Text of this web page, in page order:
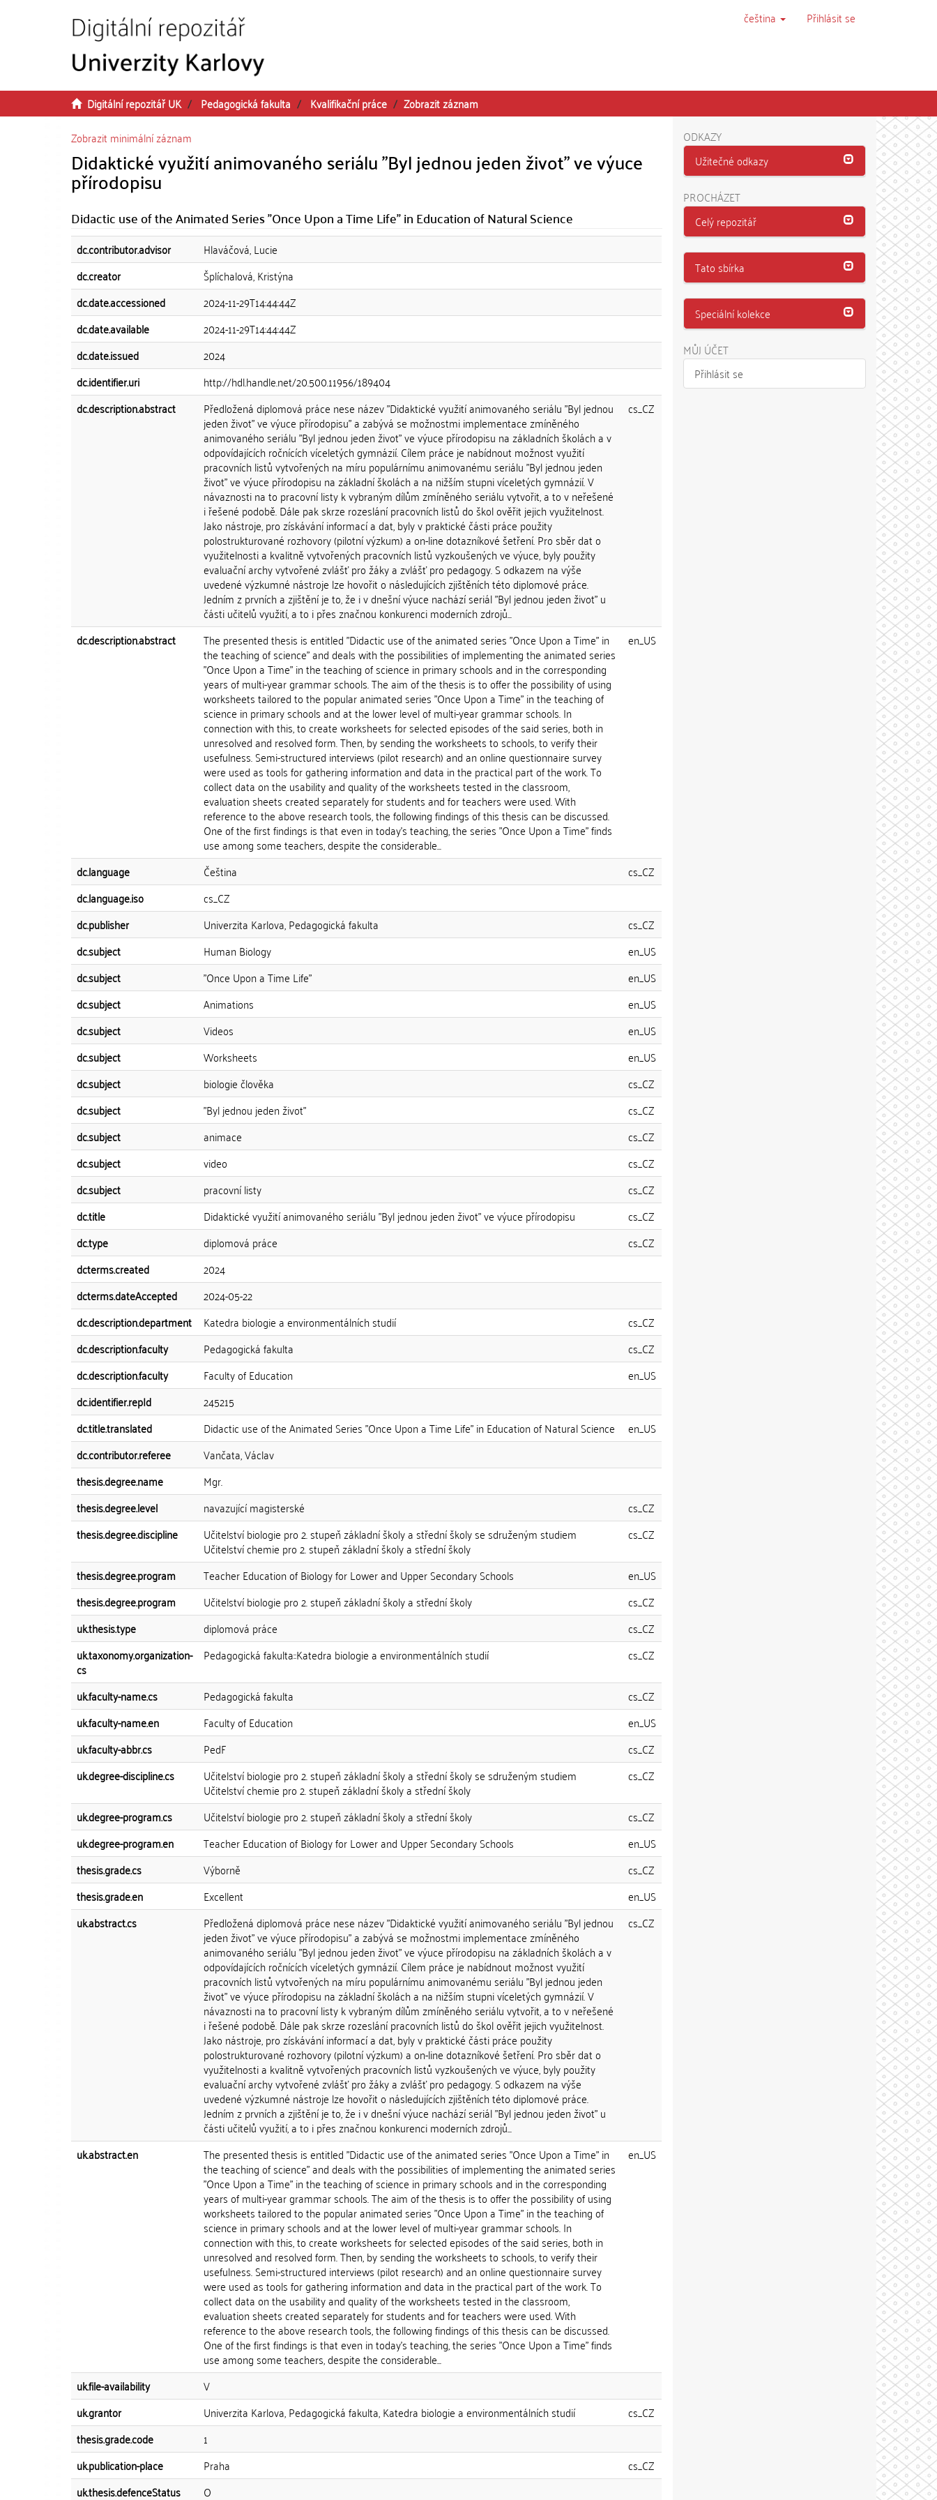
čeština Přihlásit se
Digitální repozitář UK Pedagogická fakulta Kvalifikační práce
Zobrazit záznam
Zobrazit minimální záznam
Didaktické využití animovaného seriálu "Byl jednou jeden život" ve výuce
přírodopisu
Didactic use of the Animated Series "Once Upon a Time Life" in Education of Natural Science
dc.contributor.advisor
Hlaváčová, Lucie
dc.creator
Šplíchalová, Kristýna
dc.date.accessioned
2024-11-29T14:44:44Z
dc.date.available
2024-11-29T14:44:44Z
dc.date.issued
2024
dc.identifier.uri
http://hdl.handle.net/20.500.11956/189404
dc.description.abstract
Předložená diplomová práce nese název "Didaktické využití animovaného seriálu "Byl jednou
jeden život" ve výuce přírodopisu" a zabývá se možnostmi implementace zmíněného
animovaného seriálu "Byl jednou jeden život" ve výuce přírodopisu na základních školách a v
odpovídajících ročnících víceletých gymnázií. Cílem práce je nabídnout možnost využití
pracovních listů vytvořených na míru populárnímu animovanému seriálu "Byl jednou jeden
život" ve výuce přírodopisu na základní školách a na nižším stupni víceletých gymnázií. V
návaznosti na to pracovní listy k vybraným dílům zmíněného seriálu vytvořit, a to v neřešené
i řešené podobě. Dále pak skrze rozeslání pracovních listů do škol ověřit jejich využitelnost.
Jako nástroje, pro získávání informací a dat, byly v praktické části práce použity
polostrukturované rozhovory (pilotní výzkum) a on-line dotazníkové šetření. Pro sběr dat o
využitelnosti a kvalitně vytvořených pracovních listů vyzkoušených ve výuce, byly použity
evaluační archy vytvořené zvlášť pro žáky a zvlášť pro pedagogy. S odkazem na výše
uvedené výzkumné nástroje lze hovořit o následujících zjištěních této diplomové práce.
Jedním z prvních a zjištění je to, že i v dnešní výuce nachází seriál "Byl jednou jeden život" u
části učitelů využití, a to i přes značnou konkurenci moderních zdrojů...
cs_CZ
dc.description.abstract The presented thesis is entitled "Didactic use of the animated series "Once Upon a Time" in
the teaching of science" and deals with the possibilities of implementing the animated series
"Once Upon a Time" in the teaching of science in primary schools and in the corresponding
years of multi-year grammar schools. The aim of the thesis is to offer the possibility of using
worksheets tailored to the popular animated series "Once Upon a Time" in the teaching of
science in primary schools and at the lower level of multi-year grammar schools. In
connection with this, to create worksheets for selected episodes of the said series, both in
unresolved and resolved form. Then, by sending the worksheets to schools, to verify their
usefulness. Semi-structured interviews (pilot research) and an online questionnaire survey
were used as tools for gathering information and data in the practical part of the work. To
collect data on the usability and quality of the worksheets tested in the classroom,
evaluation sheets created separately for students and for teachers were used. With
reference to the above research tools, the following findings of this thesis can be discussed.
One of the first findings is that even in today's teaching, the series "Once Upon a Time" finds
use among some teachers, despite the considerable...
en_US
dc.language Čeština
cs_CZ
dc.language.iso
cs_CZ
dc.publisher
Univerzita Karlova, Pedagogická fakulta
cs_CZ
dc.subject
Human Biology
en_US
dc.subject
"Once Upon a Time Life"
en_US
dc.subject
Animations
en_US
dc.subject
Videos
en_US
dc.subject
Worksheets
en_US
dc.subject
biologie člověka
cs_CZ
dc.subject
"Byl jednou jeden život"
cs_CZ
dc.subject
animace
cs_CZ
dc.subject
video
cs_CZ
dc.subject
pracovní listy
cs_CZ
dc.title
Didaktické využití animovaného seriálu "Byl jednou jeden život" ve výuce přírodopisu
cs_CZ
dc.type
diplomová práce
cs_CZ
dcterms.created
2024
dcterms.dateAccepted
2024-05-22
dc.description.department
Katedra biologie a environmentálních studií
cs_CZ
dc.description.faculty
Pedagogická fakulta
cs_CZ
dc.description.faculty
Faculty of Education
en_US
dc.identifier.repId
245215
dc.title.translated
Didactic use of the Animated Series "Once Upon a Time Life" in Education of Natural Science
en_US
dc.contributor.referee
Vančata, Václav
thesis.degree.name
Mgr.
thesis.degree.level
navazující magisterské
cs_CZ
thesis.degree.discipline
Učitelství biologie pro 2. stupeň základní školy a střední školy se sdruženým studiem
Učitelství chemie pro 2. stupeň základní školy a střední školy
cs_CZ
thesis.degree.program Teacher Education of Biology for Lower and Upper Secondary Schools
en_US
thesis.degree.program
Učitelství biologie pro 2. stupeň základní školy a střední školy
cs_CZ
uk.thesis.type
diplomová práce
cs_CZ
uk.taxonomy.organization-
cs
Pedagogická fakulta::Katedra biologie a environmentálních studií cs_CZ
uk.faculty-name.cs Pedagogická fakulta
cs_CZ
uk.faculty-name.en
Faculty of Education
en_US
uk.faculty-abbr.cs
PedF
cs_CZ
uk.degree-discipline.cs
Učitelství biologie pro 2. stupeň základní školy a střední školy se sdruženým studiem
Učitelství chemie pro 2. stupeň základní školy a střední školy
cs_CZ
uk.degree-program.cs Učitelství biologie pro 2. stupeň základní školy a střední školy
cs_CZ
uk.degree-program.en
Teacher Education of Biology for Lower and Upper Secondary Schools
en_US
thesis.grade.cs
Výborně
cs_CZ
thesis.grade.en
Excellent
en_US
uk.abstract.cs
Předložená diplomová práce nese název "Didaktické využití animovaného seriálu "Byl jednou
jeden život" ve výuce přírodopisu" a zabývá se možnostmi implementace zmíněného
animovaného seriálu "Byl jednou jeden život" ve výuce přírodopisu na základních školách a v
odpovídajících ročnících víceletých gymnázií. Cílem práce je nabídnout možnost využití
pracovních listů vytvořených na míru populárnímu animovanému seriálu "Byl jednou jeden
život" ve výuce přírodopisu na základní školách a na nižším stupni víceletých gymnázií. V
návaznosti na to pracovní listy k vybraným dílům zmíněného seriálu vytvořit, a to v neřešené
i řešené podobě. Dále pak skrze rozeslání pracovních listů do škol ověřit jejich využitelnost.
Jako nástroje, pro získávání informací a dat, byly v praktické části práce použity
polostrukturované rozhovory (pilotní výzkum) a on-line dotazníkové šetření. Pro sběr dat o
využitelnosti a kvalitně vytvořených pracovních listů vyzkoušených ve výuce, byly použity
evaluační archy vytvořené zvlášť pro žáky a zvlášť pro pedagogy. S odkazem na výše
uvedené výzkumné nástroje lze hovořit o následujících zjištěních této diplomové práce.
Jedním z prvních a zjištění je to, že i v dnešní výuce nachází seriál "Byl jednou jeden život" u
části učitelů využití, a to i přes značnou konkurenci moderních zdrojů...
cs_CZ
uk.abstract.en The presented thesis is entitled "Didactic use of the animated series "Once Upon a Time" in
the teaching of science" and deals with the possibilities of implementing the animated series
"Once Upon a Time" in the teaching of science in primary schools and in the corresponding
years of multi-year grammar schools. The aim of the thesis is to offer the possibility of using
worksheets tailored to the popular animated series "Once Upon a Time" in the teaching of
science in primary schools and at the lower level of multi-year grammar schools. In
connection with this, to create worksheets for selected episodes of the said series, both in
unresolved and resolved form. Then, by sending the worksheets to schools, to verify their
usefulness. Semi-structured interviews (pilot research) and an online questionnaire survey
were used as tools for gathering information and data in the practical part of the work. To
collect data on the usability and quality of the worksheets tested in the classroom,
evaluation sheets created separately for students and for teachers were used. With
reference to the above research tools, the following findings of this thesis can be discussed.
One of the first findings is that even in today's teaching, the series "Once Upon a Time" finds
use among some teachers, despite the considerable...
en_US
uk.file-availability
V
uk.grantor
Univerzita Karlova, Pedagogická fakulta, Katedra biologie a environmentálních studií
cs_CZ
thesis.grade.code
1
uk.publication-place
Praha
cs_CZ
uk.thesis.defenceStatus
O
ODKAZY
Užitečné odkazy
PROCHÁZET
Celý repozitář
Tato sbírka
Speciální kolekce
MŮJ ÚČET
Přihlásit se